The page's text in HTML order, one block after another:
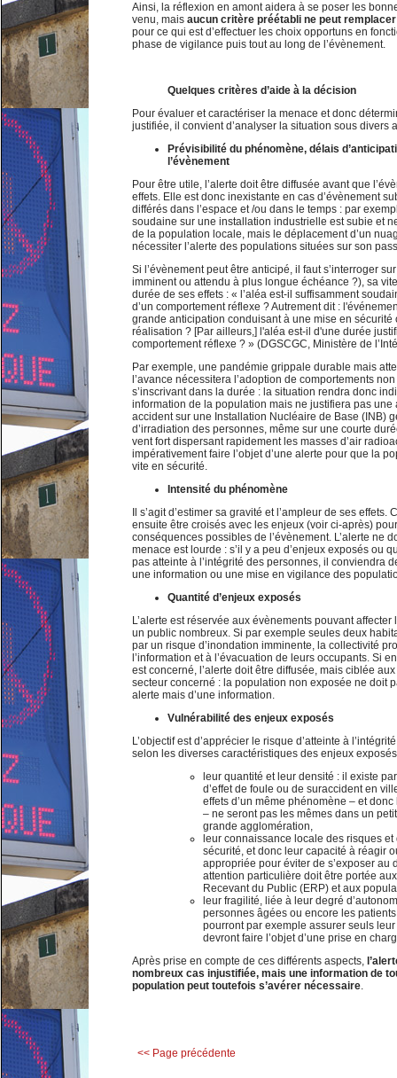
Ainsi, la réflexion en amont aidera à se poser les
venu, mais aucun critère préétabli ne peut
pour ce qui est d’effectuer les choix opportuns en
phase de vigilance puis tout au long de l’évènement.
Quelques critères d’aide à la décision
Pour évaluer et caractériser la menace et donc
justifiée, il convient d’analyser la situation sous divers
Prévisibilité du phénomène, délais
l’évènement
Pour être utile, l’alerte doit être diffusée avant que
effets. Elle est donc inexistante en cas d’évènement
différés dans l’espace et /ou dans le temps : par
soudaine sur une installation industrielle est subie et
de la population locale, mais le déplacement d’un
nécessiter l’alerte des populations situées sur son
Si l’évènement peut être anticipé, il faut s’interroger
imminent ou attendu à plus longue échéance ?), sa
durée de ses effets : « l’aléa est-il suffisamment
d’un comportement réflexe ? Autrement dit :
grande anticipation conduisant à une mise en
réalisation ? [Par ailleurs,] l'aléa est-il d'une durée
comportement réflexe ? » (DGSCGC, Ministère de
Par exemple, une pandémie grippale durable mais
l’avance nécessitera l’adoption de comportements
s’inscrivant dans la durée : la situation rendra donc
information de la population mais ne justifiera pas une
accident sur une Installation Nucléaire de Base (INB)
d’irradiation des personnes, même sur une courte
vent fort dispersant rapidement les masses d’air
impérativement faire l’objet d’une alerte pour que la
vite en sécurité.
Intensité du phénomène
Il s’agit d’estimer sa gravité et l’ampleur de ses effets.
ensuite être croisés avec les enjeux (voir ci-après)
conséquences possibles de l’évènement. L’alerte ne
menace est lourde : s’il y a peu d’enjeux exposés ou
pas atteinte à l’intégrité des personnes, il conviendra
une information ou une mise en vigilance des
Quantité d’enjeux exposés
L’alerte est réservée aux évènements pouvant affecter
un public nombreux. Si par exemple seules deux
par un risque d’inondation imminente, la collectivité
l’information et à l’évacuation de leurs occupants. Si
est concerné, l’alerte doit être diffusée, mais ciblée
secteur concerné : la population non exposée ne doit
alerte mais d’une information.
Vulnérabilité des enjeux exposés
L’objectif est d’apprécier le risque d’atteinte à
selon les diverses caractéristiques des enjeux
leur quantité et leur densité : il existe
d’effet de foule ou de suraccident en
effets d’un même phénomène – et
– ne seront pas les mêmes dans un
grande agglomération,
leur connaissance locale des risques
sécurité, et donc leur capacité à réagir
appropriée pour éviter de s’exposer au
attention particulière doit être portée
Recevant du Public (ERP) et aux
leur fragilité, liée à leur degré
personnes âgées ou encore les
pourront par exemple assurer seuls
devront faire l’objet d’une prise en
Après prise en compte de ces différents aspects,
nombreux cas injustifiée, mais une information de
population peut toutefois s’avérer nécessaire.
<< Page précédente